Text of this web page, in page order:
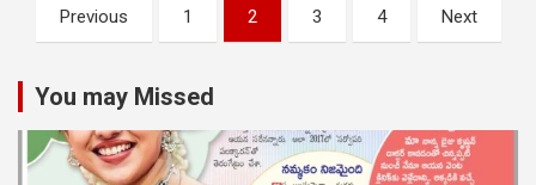
Posts
pagination
Previous 1 2 3 4 Next
You may Missed